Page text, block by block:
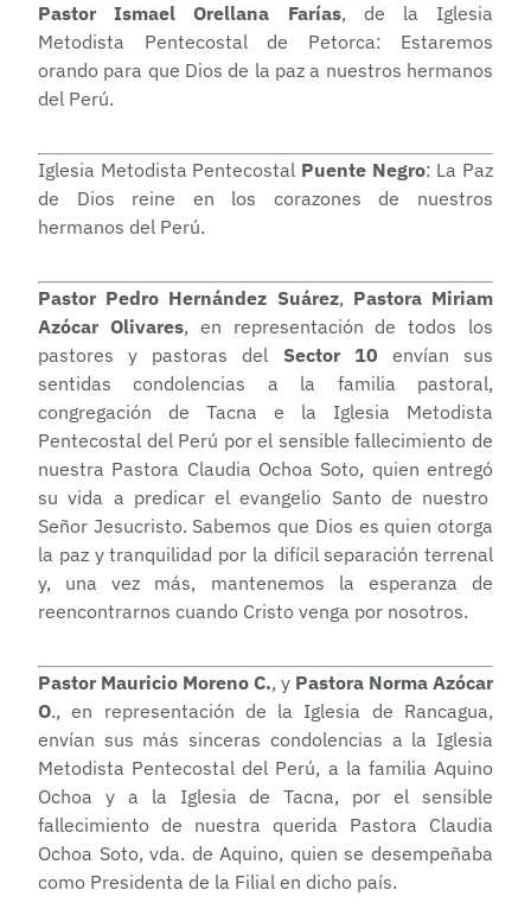
Pastor Ismael Orellana Farías, de la Iglesia
Metodista Pentecostal de Petorca: Estaremos
orando para que Dios de la paz a nuestros hermanos
del Perú.
Iglesia Metodista Pentecostal Puente Negro: La Paz
de Dios reine en los corazones de nuestros
hermanos del Perú.
Pastor Pedro Hernández Suárez, Pastora Miriam
Azócar Olivares, en representación de todos los
pastores y pastoras del Sector 10 envían sus
sentidas condolencias a la familia pastoral,
congregación de Tacna e la Iglesia Metodista
Pentecostal del Perú por el sensible fallecimiento de
nuestra Pastora Claudia Ochoa Soto, quien entregó
su vida a predicar el evangelio Santo de nuestro
Señor Jesucristo. Sabemos que Dios es quien otorga
la paz y tranquilidad por la difícil separación terrenal
y, una vez más, mantenemos la esperanza de
reencontrarnos cuando Cristo venga por nosotros.
Pastor Mauricio Moreno C., y Pastora Norma Azócar
O., en representación de la Iglesia de Rancagua,
envían sus más sinceras condolencias a la Iglesia
Metodista Pentecostal del Perú, a la familia Aquino
Ochoa y a la Iglesia de Tacna, por el sensible
fallecimiento de nuestra querida Pastora Claudia
Ochoa Soto, vda. de Aquino, quien se desempeñaba
como Presidenta de la Filial en dicho país.